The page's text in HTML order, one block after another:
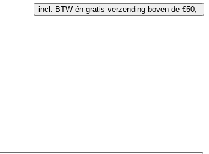
incl. BTW én gratis verzending boven de €50,-